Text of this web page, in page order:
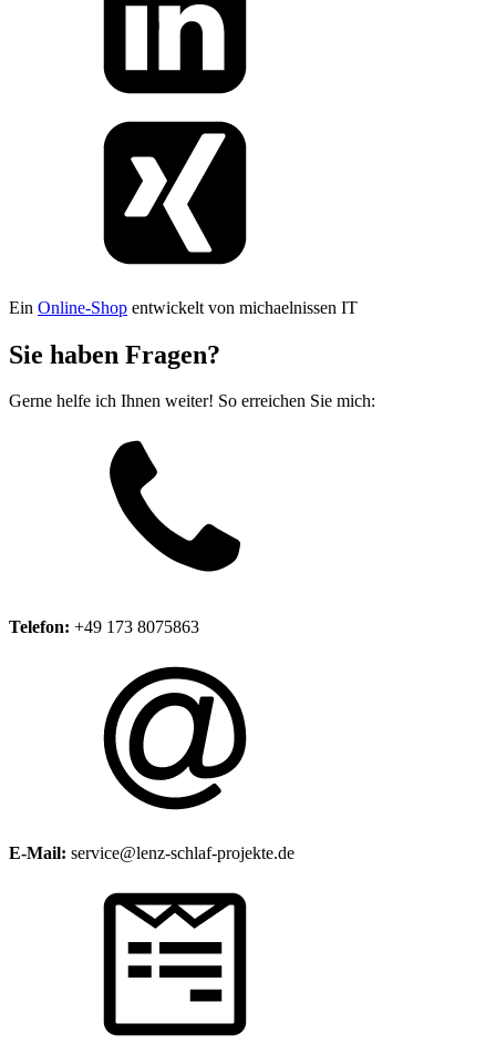
Ein Online-Shop entwickelt von michaelnissen IT
Sie haben Fragen?
Gerne helfe ich Ihnen weiter! So erreichen Sie mich:
Telefon: +49 173 8075863
E-Mail: service@lenz-schlaf-projekte.de